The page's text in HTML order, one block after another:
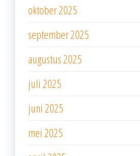
oktober 2025
september 2025
augustus 2025
juli 2025
juni 2025
mei 2025